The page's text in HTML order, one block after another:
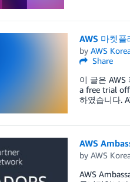
AWS 마켓
by AWS
Share
이 글은
a free trial
하였습니다.
AWS
by AWS
AWS